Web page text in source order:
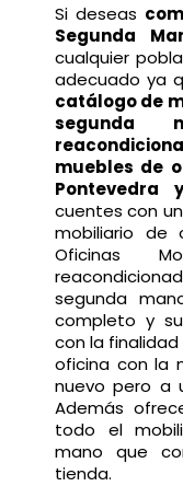
Si deseas
Segunda
cualquier
adecuado ya
catálogo de
segunda
muebles de
Pontevedra
cuentes con
mobiliario de
Oficinas
segunda
completo y
con la
oficina con la
nuevo pero a
Además
todo el
mano que
tienda.